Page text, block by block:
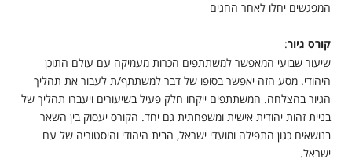
המפגשים יחלו לאחר החגים
קורס גיור:
שיעור שבועי המאפשר למשתתפים הכרות מעמיקה עם עולם התוכן
היהודי. מסע הזה יאפשר בסופו של דבר למשתתף/ת לעבור את תהליך
הגיור בהצלחה. המשתתפים ייקחו חלק פעיל בשיעורים ויעברו תהליך של
בניית זהות יהודית אישית ומשפחתית גם יחד. הקורס יעסוק בין השאר
בנושאים כגון התפילה ומועדי ישראל, הבית היהודי והיסטוריה של עם
ישראל.